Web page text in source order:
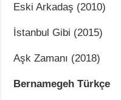
Eski Arkadaş (2010)
İstanbul Gibi (2015)
Aşk Zamanı (2018)
Bernamegeh Türkçe